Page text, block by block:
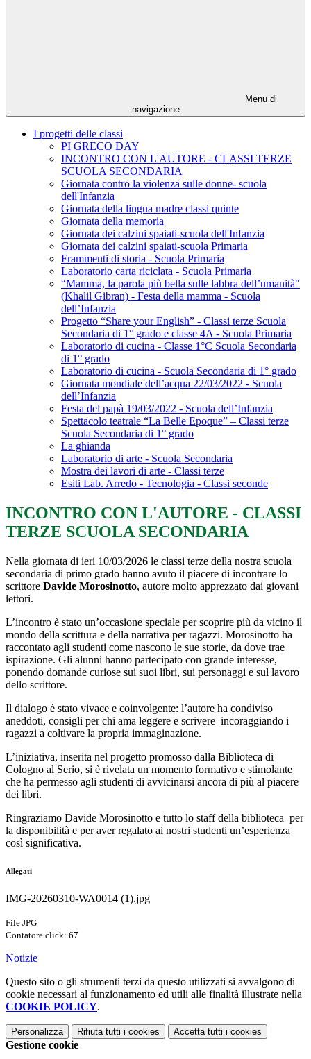
Menu di
navigazione
I progetti delle classi
PI GRECO DAY
INCONTRO CON L'AUTORE - CLASSI TERZE
SCUOLA SECONDARIA
Giornata contro la violenza sulle donne- scuola
dell'Infanzia
Giornata della lingua madre classi quinte
Giornata della memoria
Giornata dei calzini spaiati-scuola dell'Infanzia
Giornata dei calzini spaiati-scuola Primaria
Frammenti di storia - Scuola Primaria
Laboratorio carta riciclata - Scuola Primaria
“Mamma, la parola più bella sulle labbra dell’umanità"
(Khalil Gibran) - Festa della mamma - Scuola
dell’Infanzia
Progetto “Share your English” - Classi terze Scuola
Secondaria di 1° grado e classe 4A - Scuola Primaria
Laboratorio di cucina - Classe 1°C Scuola Secondaria
di 1° grado
Laboratorio di cucina - Scuola Secondaria di 1° grado
Giornata mondiale dell’acqua 22/03/2022 - Scuola
dell’Infanzia
Festa del papà 19/03/2022 - Scuola dell’Infanzia
Spettacolo teatrale “La Belle Epoque” – Classi terze
Scuola Secondaria di 1° grado
La ghianda
Laboratorio di arte - Scuola Secondaria
Mostra dei lavori di arte - Classi terze
Esiti Lab. Arredo - Tecnologia - Classi seconde
INCONTRO CON L'AUTORE - CLASSI
TERZE SCUOLA SECONDARIA
Nella giornata di ieri 10/03/2026 le classi terze della nostra scuola
secondaria di primo grado hanno avuto il piacere di incontrare lo
scrittore Davide Morosinotto, autore molto apprezzato dai giovani
lettori.
L’incontro è stato un’occasione speciale per scoprire più da vicino il
mondo della scrittura e della narrativa per ragazzi. Morosinotto ha
raccontato agli studenti come nascono le sue storie, da dove trae
ispirazione. Gli alunni hanno partecipato con grande interesse,
ponendo domande curiose sui suoi libri, sui personaggi e sul lavoro
dello scrittore.
Il dialogo è stato vivace e coinvolgente: l’autore ha condiviso
aneddoti, consigli per chi ama leggere e scrivere incoraggiando i
ragazzi a coltivare la propria immaginazione.
L’iniziativa, inserita nel progetto promosso dalla Biblioteca di
Cologno al Serio, si è rivelata un momento formativo e stimolante
che ha permesso agli studenti di avvicinarsi ancora di più al piacere
dei libri.
Ringraziamo Davide Morosinotto e tutto lo staff della biblioteca per
la disponibilità e per aver regalato ai nostri studenti un’esperienza
così significativa.
Allegati
IMG-20260310-WA0014 (1).jpg
File JPG
Contatore click: 67
Notizie
Questo sito o gli strumenti terzi da questo utilizzati si avvalgono di
cookie necessari al funzionamento ed utili alle finalità illustrate nella
COOKIE POLICY.
Personalizza Rifiuta tutti i cookies Accetta tutti i cookies
Gestione cookie